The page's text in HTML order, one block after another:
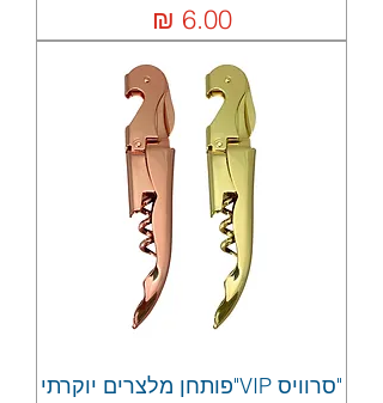
מחיר‏6.00 ‏₪
"סרוויס VIP"פותחן מלצרים יוקרתי